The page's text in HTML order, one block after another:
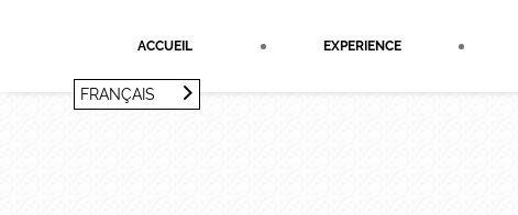
ACCUEIL EXPERIENCE
FRANÇAIS